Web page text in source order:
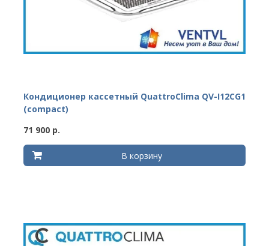
Кондиционер кассетный QuattroClima QV-I12CG1
(compact)
71 900 р.
В корзину